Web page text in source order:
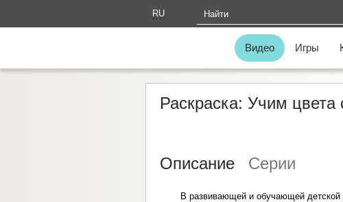
RU
Видео Игры
Раскраска: Учим
Описание Серии
В развивающей и обучающей